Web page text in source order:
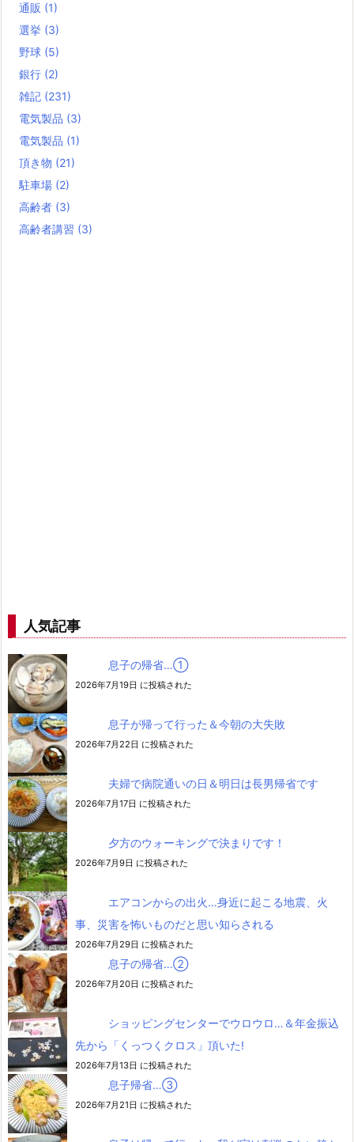
通販 (1)
選挙 (3)
野球 (5)
銀行 (2)
雑記 (231)
電気製品 (3)
電気製品 (1)
頂き物 (21)
駐車場 (2)
高齢者 (3)
高齢者講習 (3)
人気記事
息子の帰省…➀
2026年7月19日 に投稿された
息子が帰って行った＆今朝の大失敗
2026年7月22日 に投稿された
夫婦で病院通いの日＆明日は長男帰省です
2026年7月17日 に投稿された
夕方のウォーキングで決まりです！
2026年7月9日 に投稿された
エアコンからの出火…身近に起こる地震、火
事、災害を怖いものだと思い知らされる
2026年7月29日 に投稿された
息子の帰省…②
2026年7月20日 に投稿された
ショッピングセンターでウロウロ…＆年金振込
先から「くっつくクロス」頂いた!
2026年7月13日 に投稿された
息子帰省…③
2026年7月21日 に投稿された